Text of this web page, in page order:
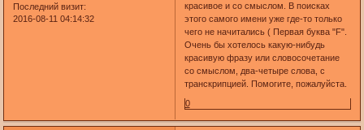
Последний визит:
2016-08-11 04:14:32
красивое и со смыслом. В поисках
этого самого имени уже где-то только
чего не начитались ( Первая буква "F".
Очень бы хотелось какую-нибудь
красивую фразу или словосочетание
со смыслом, два-четыре слова, с
транскрипцией. Помогите, пожалуйста.
0